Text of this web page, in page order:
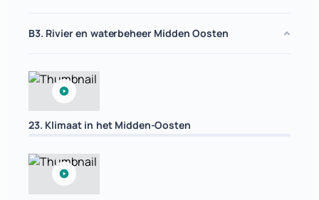
B3. Rivier en waterbeheer Midden Oosten
23. Klimaat in het Midden-Oosten